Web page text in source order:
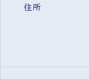
住所